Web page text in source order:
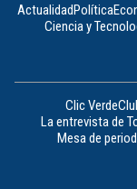
ActualidadPolítica
Ciencia y
Clic Verde
La entrevista de
Mesa de